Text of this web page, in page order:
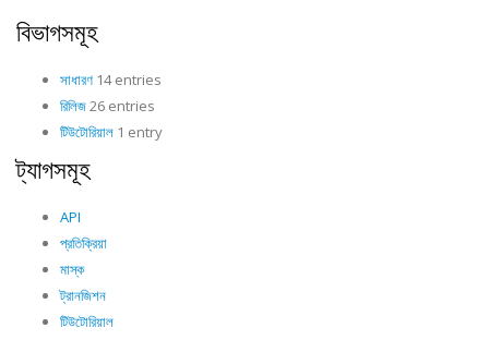
বিভাগসমূহ
সাধারণ 14 entries
রিলিজ26 entries
টিউটোরিয়াল 1 entry
ট্যাগসমূহ
API
প্রতিক্রিয়া
মাস্ক
ট্রানজিশন
টিউটোরিয়াল